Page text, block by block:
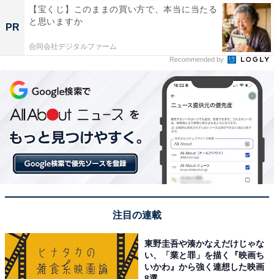
PR
【宝くじ】このままの買い方で、本当に当たる
と思いますか
合同会社デジタルファーム
Recommended by
注目の連載
東野圭吾や湊かなえだけじゃな
い、「業と罪」を描く『映画ち
いかわ』から強く連想した映画